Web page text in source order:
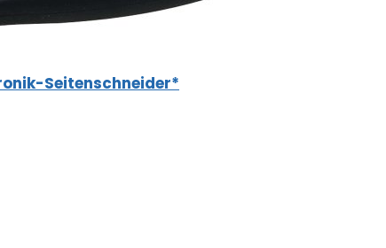
Seitenschneider*